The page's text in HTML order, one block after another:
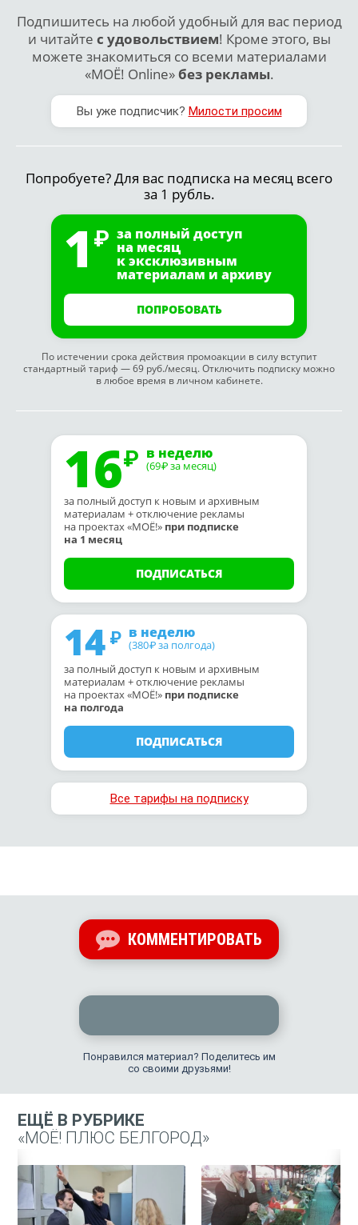
Подпишитесь на любой удобный для вас период
и читайте с удовольствием! Кроме этого, вы
можете знакомиться со всеми материалами
«МОЁ! Online»без рекламы.
Вы уже подписчик? Милости просим
Попробуете? Для вас подписка на месяц всего
за 1 рубль.
1 за полный доступ
на месяц
к эксклюзивным
материалам и архиву
ПОПРОБОВАТЬ
По истечении срока действия промоакции в силу вступит
стандартный тариф — 69 руб./месяц. Отключить подписку можно
в любое время в личном кабинете.
16 в неделю
(69₽ за месяц)
за полный доступ к новым и архивным
материалам + отключение рекламы
на проектах «МОЁ!» при подписке
на 1 месяц
ПОДПИСАТЬСЯ
14 в неделю
(380₽ за полгода)
за полный доступ к новым и архивным
материалам + отключение рекламы
на проектах «МОЁ!» при подписке
на полгода
ПОДПИСАТЬСЯ
Все тарифы на подписку
КОММЕНТИРОВАТЬ
Понравился материал? Поделитесь им
со своими друзьями!
ЕЩЁ В РУБРИКЕ
«МОЁ! ПЛЮС БЕЛГОРОД»